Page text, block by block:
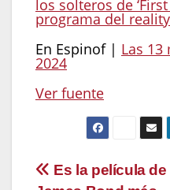
los solteros de
programa del
En Espinof | Las
2024
Ver fuente
Navegación
Es la película de